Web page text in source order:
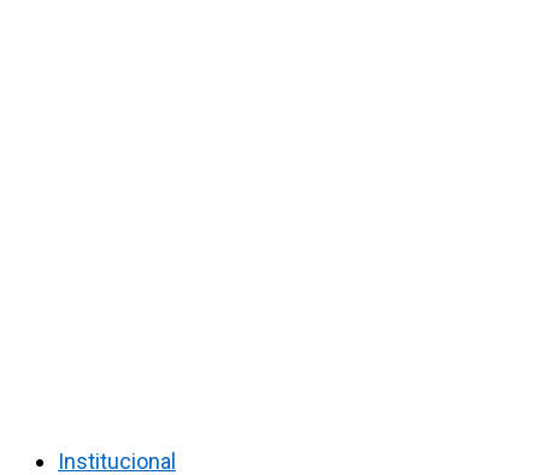
Institucional